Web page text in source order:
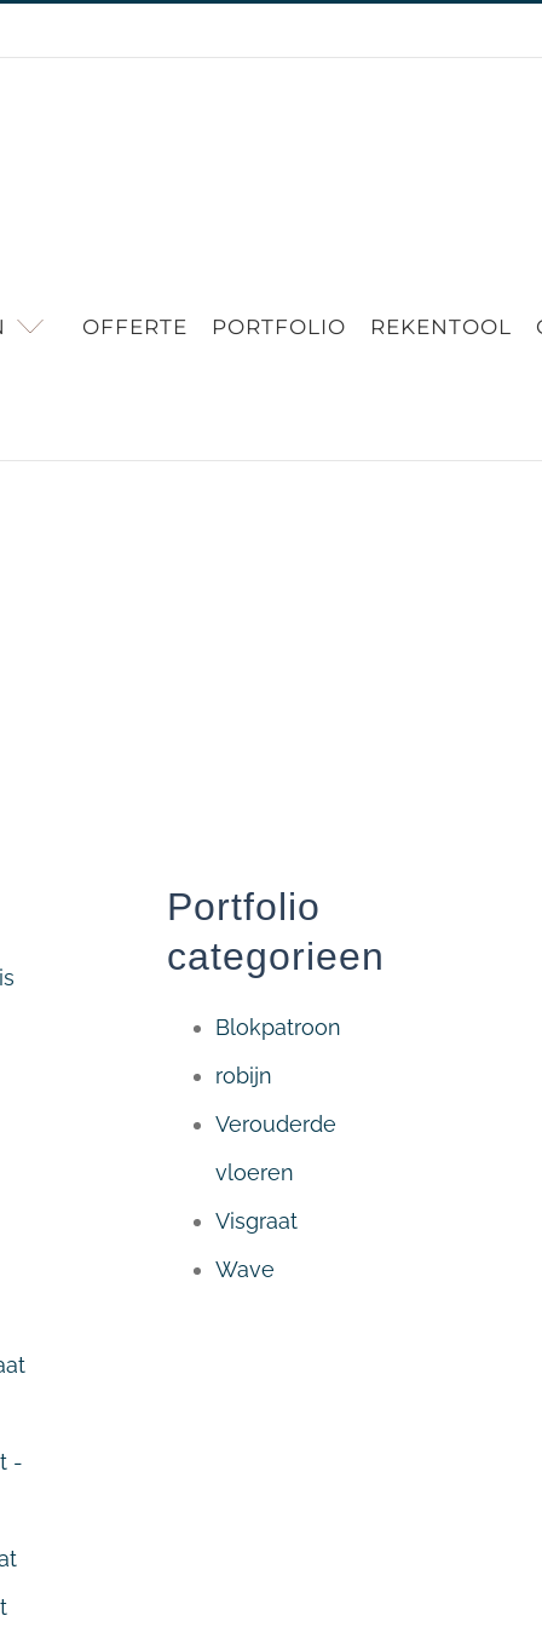
OFFERTE PORTFOLIO REKENTOOL
-
Portfolio
categorieen
Blokpatroon
robijn
Verouderde
vloeren
Visgraat
Wave